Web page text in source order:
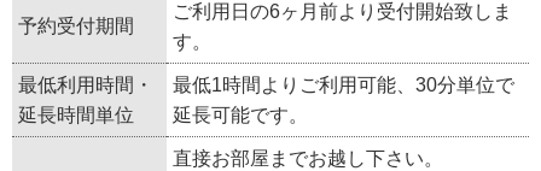
予約受付期間
ご利用日の6ヶ月前より受付開始致しま
す。
最低利用時間・
延長時間単位
最低1時間よりご利用可能、30分単位で
延長可能です。
直接お部屋までお越し下さい。